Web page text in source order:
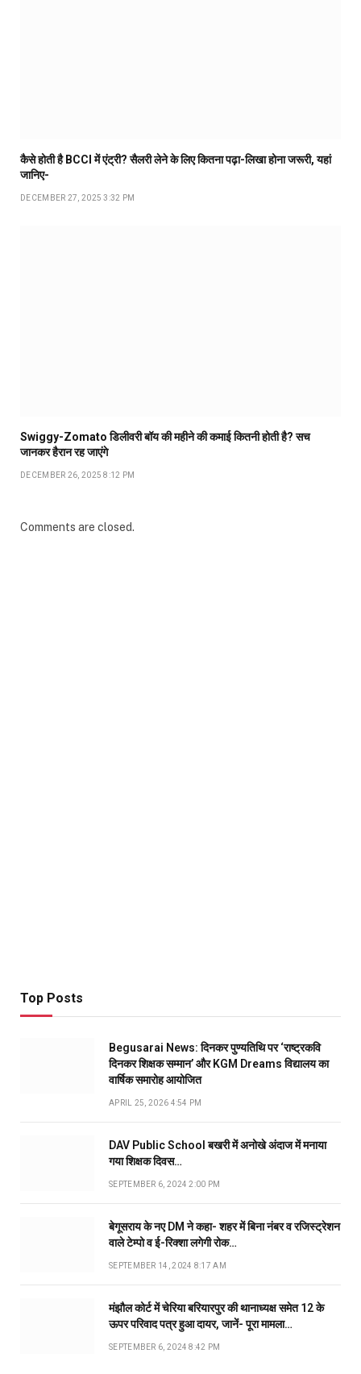
कैसे होती है BCCI में एंट्री? सैलरी लेने के लिए कितना पढ़ा-लिखा होना जरूरी, यहां
जानिए-
DECEMBER 27, 2025 3:32 PM
Swiggy-Zomato डिलीवरी बॉय की महीने की कमाई कितनी होती है? सच
जानकर हैरान रह जाएंगे
DECEMBER 26, 2025 8:12 PM
Comments are closed.
Top Posts
Begusarai News: दिनकर पुण्यतिथि पर ‘राष्ट्रकवि
दिनकर शिक्षक सम्मान’ और KGM Dreams विद्यालय का
वार्षिक समारोह आयोजित
APRIL 25, 2026 4:54 PM
DAV Public School बखरी में अनोखे अंदाज में मनाया
गया शिक्षक दिवस…
SEPTEMBER 6, 2024 2:00 PM
बेगूसराय के नए DM ने कहा- शहर में बिना नंबर व रजिस्ट्रेशन
वाले टेम्पो व ई-रिक्शा लगेगी रोक…
SEPTEMBER 14, 2024 8:17 AM
मंझौल कोर्ट में चेरिया बरियारपुर की थानाध्यक्ष समेत 12 के
ऊपर परिवाद पत्र हुआ दायर, जानें- पूरा मामला…
SEPTEMBER 6, 2024 8:42 PM